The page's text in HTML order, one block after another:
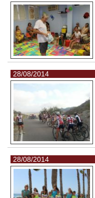
28/08/2014
28/08/2014